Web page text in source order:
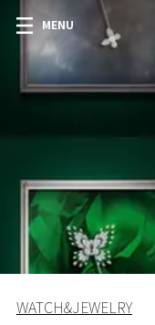
MENU
WATCH&JEWELRY